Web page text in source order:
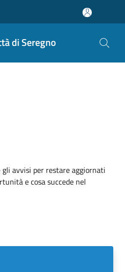
di Seregno
avvisi per restare aggiornati
e cosa succede nel